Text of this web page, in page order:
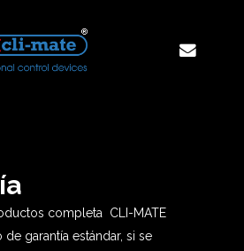
completa CLI-MATE
de garantía estándar, si se